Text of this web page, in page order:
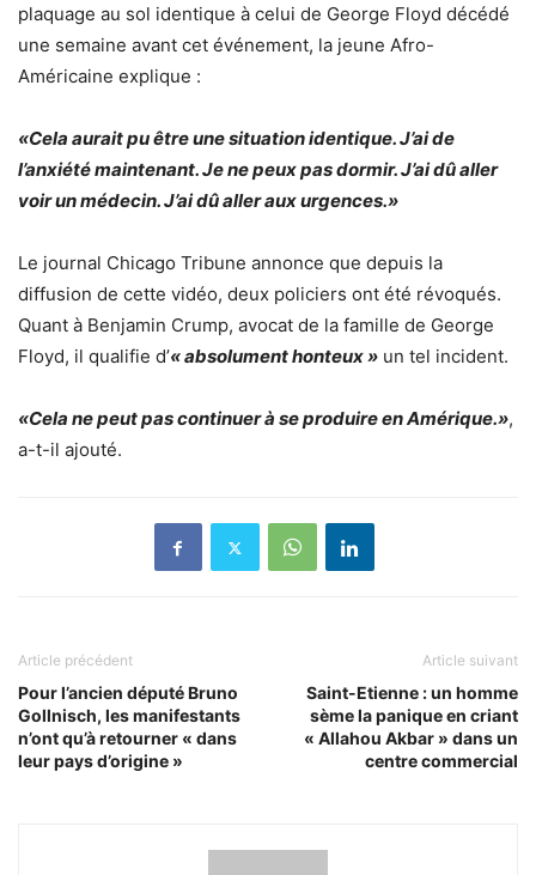
plaquage au sol identique à celui de George Floyd décédé
une semaine avant cet événement, la jeune Afro-
Américaine explique :
«Cela aurait pu être une situation identique. J’ai de
l’anxiété maintenant. Je ne peux pas dormir. J’ai dû aller
voir un médecin. J’ai dû aller aux urgences.»
Le journal Chicago Tribune annonce que depuis la
diffusion de cette vidéo, deux policiers ont été révoqués.
Quant à Benjamin Crump, avocat de la famille de George
Floyd, il qualifie d’« absolument honteux » un tel incident.
«Cela ne peut pas continuer à se produire en Amérique.»,
a-t-il ajouté.
Article précédent
Pour l’ancien député Bruno
Gollnisch, les manifestants
n’ont qu’à retourner « dans
leur pays d’origine »
Article suivant
Saint-Etienne : un homme
sème la panique en criant
« Allahou Akbar » dans un
centre commercial